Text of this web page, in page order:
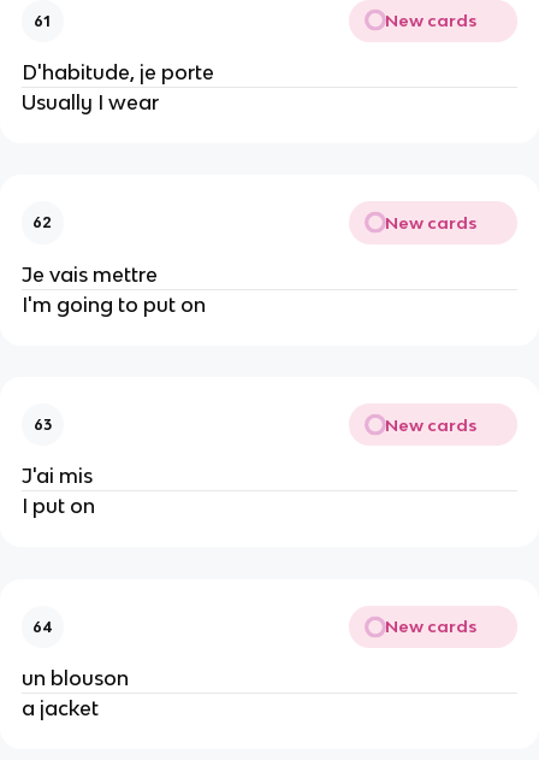
61 New cards
D'habitude, je porte
Usually I wear
62 New cards
Je vais mettre
I'm going to put on
63 New cards
J'ai mis
I put on
64 New cards
un blouson
a jacket